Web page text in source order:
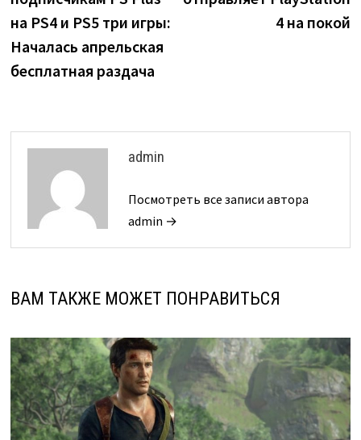
записям
на PS4 и PS5 три игры:
Началась апрельская
бесплатная раздача
4 на покой
admin
Посмотреть все записи автора
admin →
ВАМ ТАКЖЕ МОЖЕТ ПОНРАВИТЬСЯ